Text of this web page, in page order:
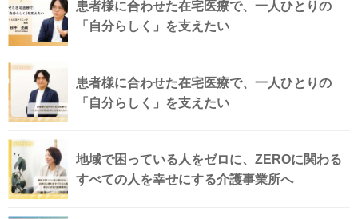
患者様に合わせた在宅医療で、一人ひとりの
「自分らしく」を支えたい
患者様に合わせた在宅医療で、一人ひとりの
「自分らしく」を支えたい
地域で困っている人をゼロに、ZEROに関わる
すべての人を幸せにする介護事業所へ